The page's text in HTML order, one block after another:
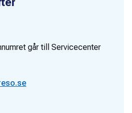
går till Servicecenter